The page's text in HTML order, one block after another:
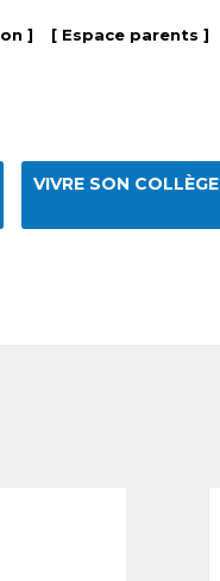
] [ Espace parents ]
VIVRE SON COLLÈGE